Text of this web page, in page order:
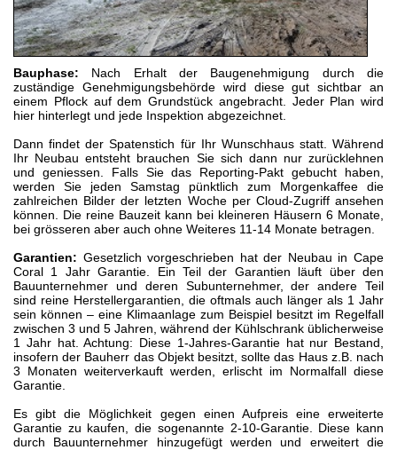
Bauphase: Nach Erhalt der Baugenehmigung durch die
zuständige Genehmigungsbehörde wird diese gut sichtbar an
einem Pflock auf dem Grundstück angebracht. Jeder Plan wird
hier hinterlegt und jede Inspektion abgezeichnet.
Dann findet der Spatenstich für Ihr Wunschhaus statt. Während
Ihr Neubau entsteht brauchen Sie sich dann nur zurücklehnen
und geniessen. Falls Sie das Reporting-Pakt gebucht haben,
werden Sie jeden Samstag pünktlich zum Morgenkaffee die
zahlreichen Bilder der letzten Woche per Cloud-Zugriff ansehen
können. Die reine Bauzeit kann bei kleineren Häusern 6 Monate,
bei grösseren aber auch ohne Weiteres 11-14 Monate betragen.
Garantien: Gesetzlich vorgeschrieben hat der Neubau in Cape
Coral 1 Jahr Garantie. Ein Teil der Garantien läuft über den
Bauunternehmer und deren Subunternehmer, der andere Teil
sind reine Herstellergarantien, die oftmals auch länger als 1 Jahr
sein können – eine Klimaanlage zum Beispiel besitzt im Regelfall
zwischen 3 und 5 Jahren, während der Kühlschrank üblicherweise
1 Jahr hat. Achtung: Diese 1-Jahres-Garantie hat nur Bestand,
insofern der Bauherr das Objekt besitzt, sollte das Haus z.B. nach
3 Monaten weiterverkauft werden, erlischt im Normalfall diese
Garantie.
Es gibt die Möglichkeit gegen einen Aufpreis eine erweiterte
Garantie zu kaufen, die sogenannte 2-10-Garantie. Diese kann
durch Bauunternehmer hinzugefügt werden und erweitert die